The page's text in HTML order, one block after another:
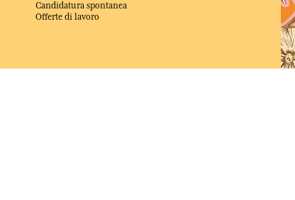
Candidatura spontanea
Offerte di lavoro